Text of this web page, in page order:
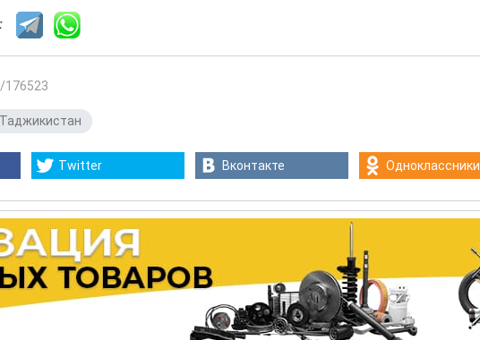
176523
Таджикистан
Twitter Вконтакте Одноклассники